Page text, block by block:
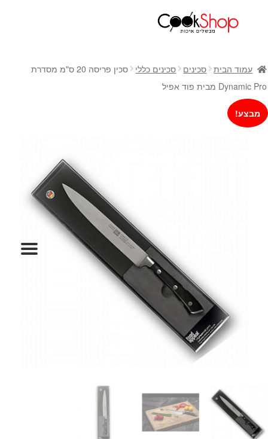
חנות
כלי בישול
סירים
מחבתות
כלי הגשה ואירוח
המותגים שלנו
מתנות לחנוכת בית
מתנות למטבח
מתכונים שלכם
תשלום
עמוד הבית סכינים סכינים כללי
סכין פריסה 20 ס"מ מסדרת
Dynamic Pro מבית פוד אפיל
מבצע!